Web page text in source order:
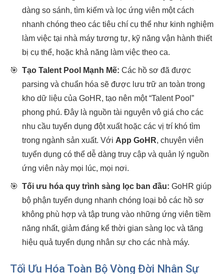
dàng so sánh, tìm kiếm và lọc ứng viên một cách
nhanh chóng theo các tiêu chí cụ thể như kinh nghiệm
làm việc tại nhà máy tương tự, kỹ năng vận hành thiết
bị cụ thể, hoặc khả năng làm việc theo ca.
🎯 Tạo Talent Pool Mạnh Mẽ: Các hồ sơ đã được
parsing và chuẩn hóa sẽ được lưu trữ an toàn trong
kho dữ liệu của GoHR, tạo nên một “Talent Pool”
phong phú. Đây là nguồn tài nguyên vô giá cho các
nhu cầu tuyển dụng đột xuất hoặc các vị trí khó tìm
trong ngành sản xuất. Với App GoHR, chuyên viên
tuyển dụng có thể dễ dàng truy cập và quản lý nguồn
ứng viên này mọi lúc, mọi nơi.
🎯 Tối ưu hóa quy trình sàng lọc ban đầu: GoHR giúp
bộ phận tuyển dụng nhanh chóng loại bỏ các hồ sơ
không phù hợp và tập trung vào những ứng viên tiềm
năng nhất, giảm đáng kể thời gian sàng lọc và tăng
hiệu quả tuyển dụng nhân sự cho các nhà máy.
Tối Ưu Hóa Toàn Bộ Vòng Đời Nhân Sự